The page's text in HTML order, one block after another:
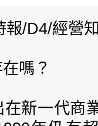
報/D4/經營
嗎？
新一代商